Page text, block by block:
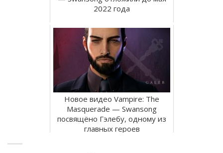
2022 года
Новое видео Vampire: The
Masquerade — Swansong
посвящёно Гэлебу, одному из
главных героев